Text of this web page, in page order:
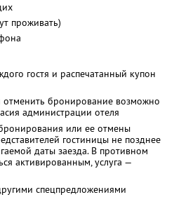
проживать)
гостя и распечатанный купон
отменить бронирование возможно
администрации отеля
или ее отмены
гостиницы не позднее
даты заезда. В противном
активированным, услуга —
спецпредложениями